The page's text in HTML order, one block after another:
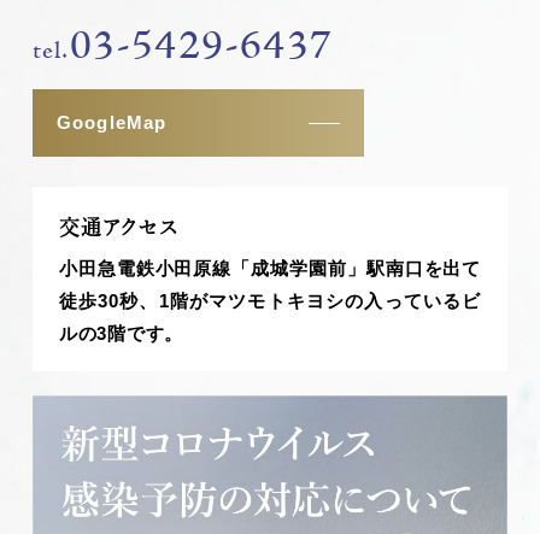
tel.03-5429-6437
GoogleMap
交通アクセス
小田急電鉄小田原線「成城学園前」駅南口を出て
徒歩30秒、1階がマツモトキヨシの入っているビ
ルの3階です。